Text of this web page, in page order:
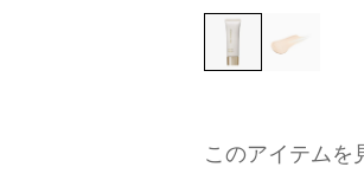
このアイテムを